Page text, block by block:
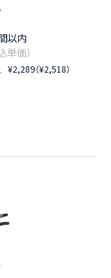
以内
¥2,289（¥2,518）